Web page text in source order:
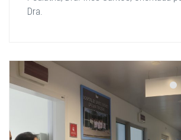
Dra.